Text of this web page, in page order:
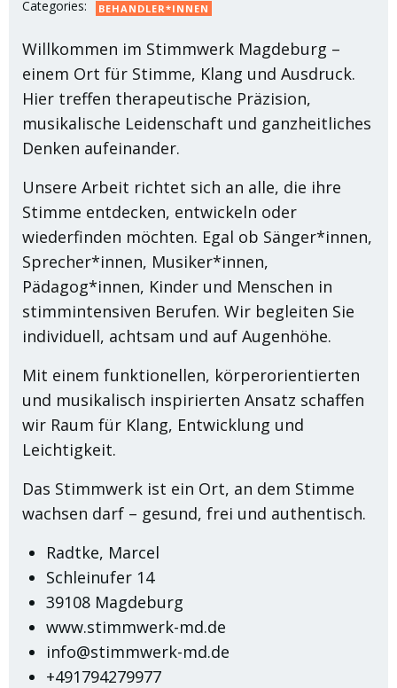
Categories: BEHANDLER*INNEN
Willkommen im Stimmwerk Magdeburg –
einem Ort für Stimme, Klang und Ausdruck.
Hier treffen therapeutische Präzision,
musikalische Leidenschaft und ganzheitliches
Denken aufeinander.
Unsere Arbeit richtet sich an alle, die ihre
Stimme entdecken, entwickeln oder
wiederfinden möchten. Egal ob Sänger*innen,
Sprecher*innen, Musiker*innen,
Pädagog*innen, Kinder und Menschen in
stimmintensiven Berufen. Wir begleiten Sie
individuell, achtsam und auf Augenhöhe.
Mit einem funktionellen, körperorientierten
und musikalisch inspirierten Ansatz schaffen
wir Raum für Klang, Entwicklung und
Leichtigkeit.
Das Stimmwerk ist ein Ort, an dem Stimme
wachsen darf – gesund, frei und authentisch.
Radtke, Marcel
Schleinufer 14
39108 Magdeburg
www.stimmwerk-md.de
info@stimmwerk-md.de
+491794279977